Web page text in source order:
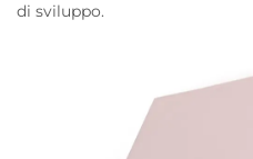
di sviluppo.